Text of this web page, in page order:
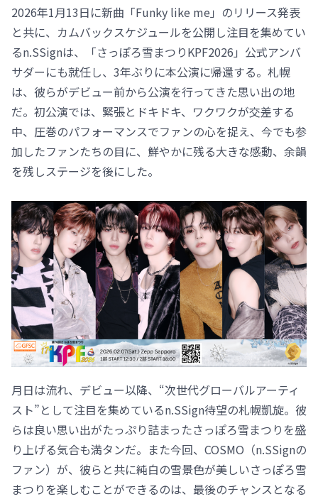
2026年1月13日に新曲「Funky like me」のリリース発表
と共に、カムバックスケジュールを公開し注目を集めてい
るn.SSignは、「さっぽろ雪まつりKPF2026」公式アンバ
サダーにも就任し、3年ぶりに本公演に帰還する。札幌
は、彼らがデビュー前から公演を行ってきた思い出の地
だ。初公演では、緊張とドキドキ、ワクワクが交差する
中、圧巻のパフォーマンスでファンの心を捉え、今でも参
加したファンたちの目に、鮮やかに残る大きな感動、余韻
を残しステージを後にした。
月日は流れ、デビュー以降、“次世代グローバルアーティ
スト”として注目を集めているn.SSign待望の札幌凱旋。彼
らは良い思い出がたっぷり詰まったさっぽろ雪まつりを盛
り上げる気合も満タンだ。また今回、COSMO（n.SSignの
ファン）が、彼らと共に純白の雪景色が美しいさっぽろ雪
まつりを楽しむことができるのは、最後のチャンスとなる